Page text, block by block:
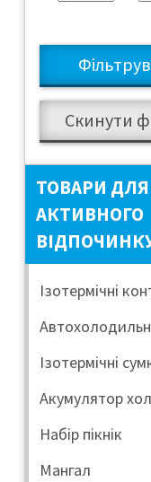
ТОВАРИ ДЛЯ
АКТИВНОГО
Ізотермічні
Ізотермічні
Акумулятор
Набір пікнік
Мангал